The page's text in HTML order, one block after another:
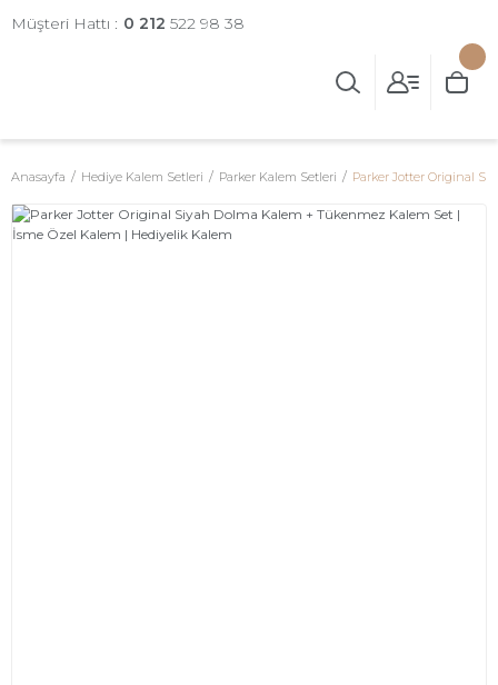
Müşteri Hattı : 0 212 522 98 38
Anasayfa Hediye Kalem Setleri Parker Kalem Setleri Parker Jotter Original